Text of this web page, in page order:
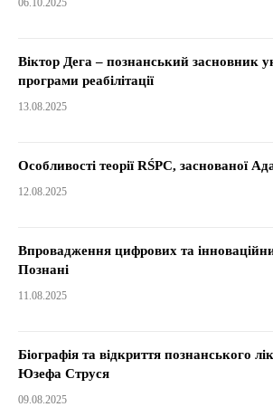
Віктор Дега – познанський засновник
програми реабілітації
13.08.2025
Особливості теорії RŚPC, заснованої
12.08.2025
Впровадження цифрових та
Познані
11.08.2025
Біографія та відкриття познанського
Юзефа Струся
09.08.2025